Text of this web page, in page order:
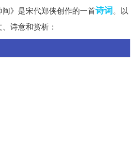
闽》是宋代郑侠创作的一首诗词。以
诗意和赏析：